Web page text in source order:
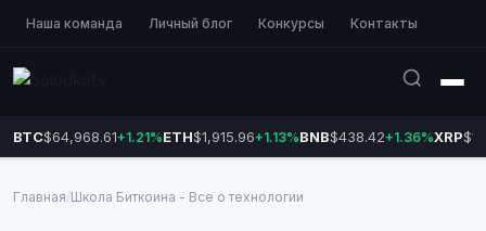
Наша команда Личный блог Конкурсы Контакты
BTC$64,968.61+1.21%ETH$1,915.96+1.13%BNB$438.42+1.36%XRP
Главная/Школа Биткоина - Все о технологии